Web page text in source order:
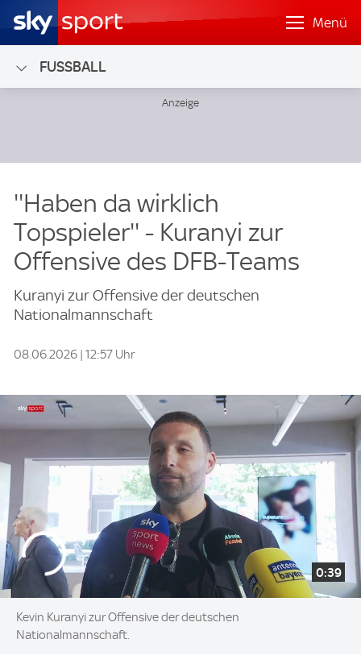
Menü
FUSSBALL
''Haben da wirklich
Topspieler'' - Kuranyi zur
Offensive des DFB-Teams
Kuranyi zur Offensive der deutschen
Nationalmannschaft
08.06.2026 | 12:57 Uhr
0:39
Kevin Kuranyi zur Offensive der deutschen
Nationalmannschaft.